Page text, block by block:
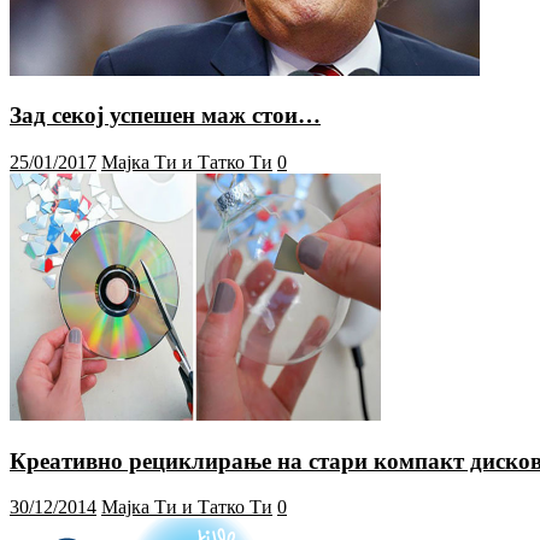
Зад секој успешен маж стои…
25/01/2017 Мајка Ти и Татко Ти 0
Креативно рециклирање на стари компакт
30/12/2014 Мајка Ти и Татко Ти 0